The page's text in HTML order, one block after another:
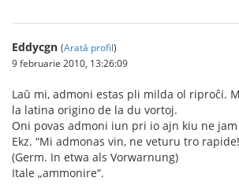
Eddycgn (Arată profil)
9 februarie 2010, 13:26:09
Laŭ mi, admoni estas pli milda ol riproĉi.
la latina origino de la du vortoj.
Oni povas admoni iun pri io ajn kiu ne jam
Ekz. “Mi admonas vin, ne veturu tro
(Germ. In etwa als Vorwarnung)
Itale „ammonire“.